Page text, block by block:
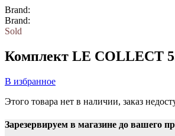
Brand:
Brand:
Sold
Комплект LE COLLECT
В избранное
Этого товара нет в наличии, заказ
Зарезервируем в магазине до вашего